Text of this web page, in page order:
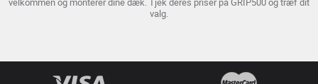
valg.